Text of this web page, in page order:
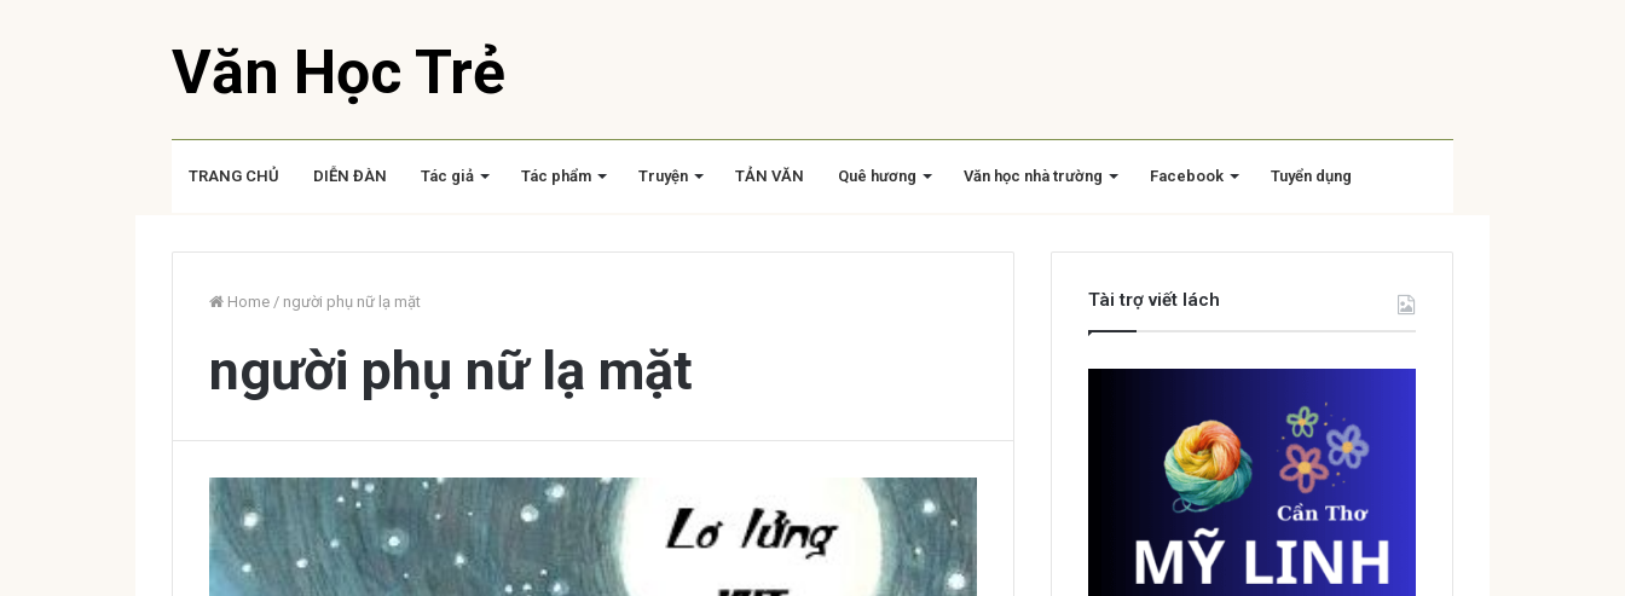
Văn Học Trẻ
TRANG CHỦ DIỄN ĐÀN Tác giả Tác phẩm Truyện TẢN VĂN Quê hương Văn học nhà trường Facebook Tuyển dụng
Home / người phụ nữ lạ mặt
người phụ nữ lạ mặt
Tài trợ viết lách